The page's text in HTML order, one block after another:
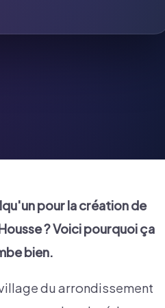
pour la création de
? Voici pourquoi ça
bien.
du arrondissement